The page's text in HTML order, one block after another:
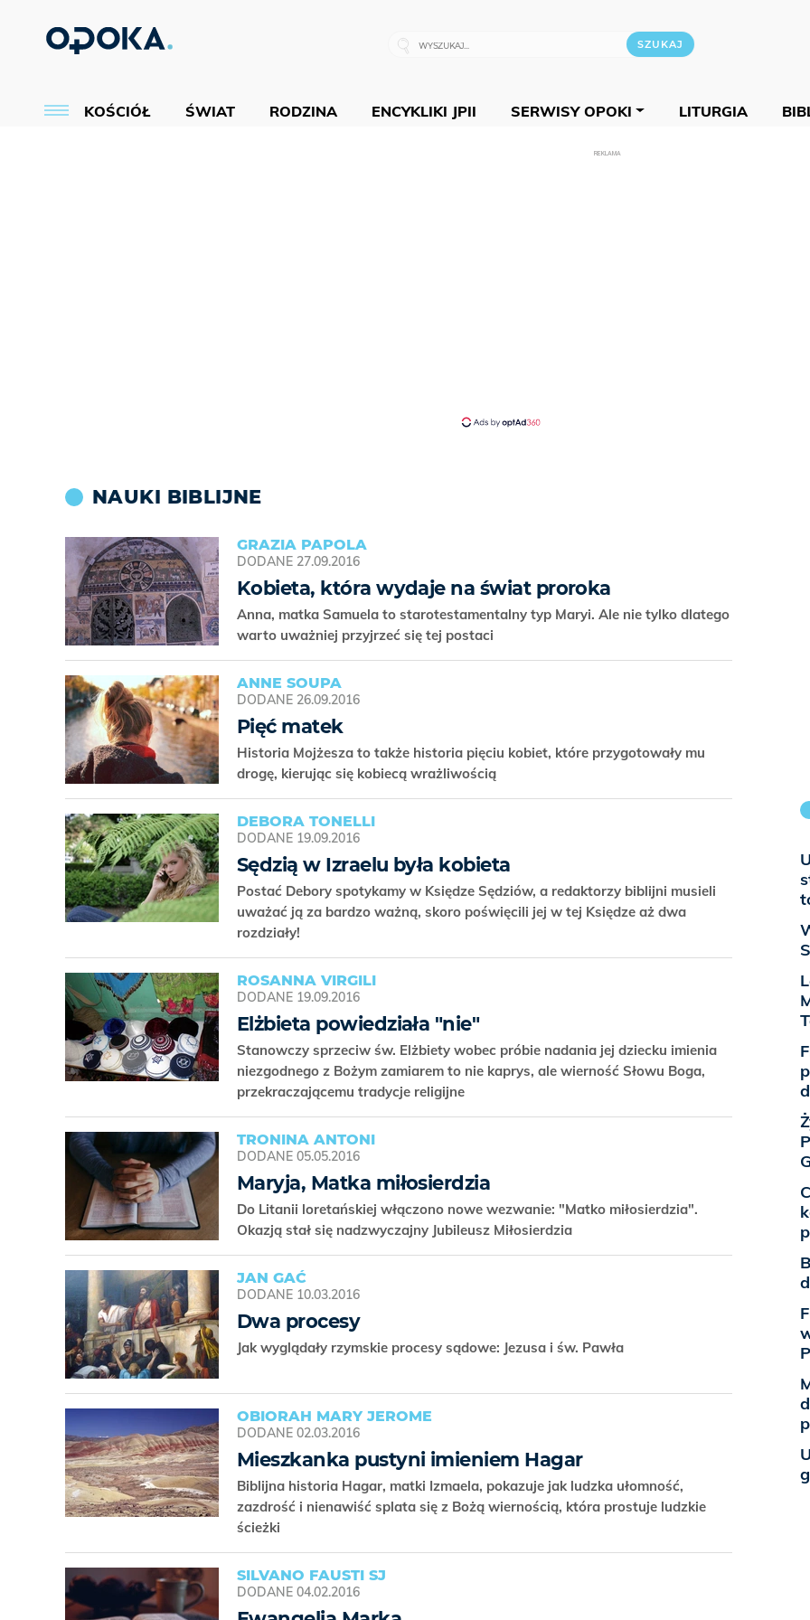
KOŚCIÓŁ ŚWIAT RODZINA ENCYKLIKI JPII SERWISY OPOKI LITURGIA
REKLAMA
NAUKI BIBLIJNE
GRAZIA PAPOLA
DODANE 27.09.2016
Kobieta, która wydaje na świat proroka
Anna, matka Samuela to starotestamentalny typ Maryi. Ale nie tylko dlatego
warto uważniej przyjrzeć się tej postaci
ANNE SOUPA
DODANE 26.09.2016
Pięć matek
Historia Mojżesza to także historia pięciu kobiet, które przygotowały mu
drogę, kierując się kobiecą wrażliwością
DEBORA TONELLI
DODANE 19.09.2016
Sędzią w Izraelu była kobieta
Postać Debory spotykamy w Księdze Sędziów, a redaktorzy biblijni musieli
uważać ją za bardzo ważną, skoro poświęcili jej w tej Księdze aż dwa
rozdziały!
ROSANNA VIRGILI
DODANE 19.09.2016
Elżbieta powiedziała "nie"
Stanowczy sprzeciw św. Elżbiety wobec próbie nadania jej dziecku imienia
niezgodnego z Bożym zamiarem to nie kaprys, ale wierność Słowu Boga,
przekraczającemu tradycje religijne
TRONINA ANTONI
DODANE 05.05.2016
Maryja, Matka miłosierdzia
Do Litanii loretańskiej włączono nowe wezwanie: "Matko miłosierdzia".
Okazją stał się nadzwyczajny Jubileusz Miłosierdzia
JAN GAĆ
DODANE 10.03.2016
Dwa procesy
Jak wyglądały rzymskie procesy sądowe: Jezusa i św. Pawła
OBIORAH MARY JEROME
DODANE 02.03.2016
Mieszkanka pustyni imieniem Hagar
Biblijna historia Hagar, matki Izmaela, pokazuje jak ludzka ułomność,
zazdrość i nienawiść splata się z Bożą wiernością, która prostuje ludzkie
ścieżki
SILVANO FAUSTI SJ
DODANE 04.02.2016